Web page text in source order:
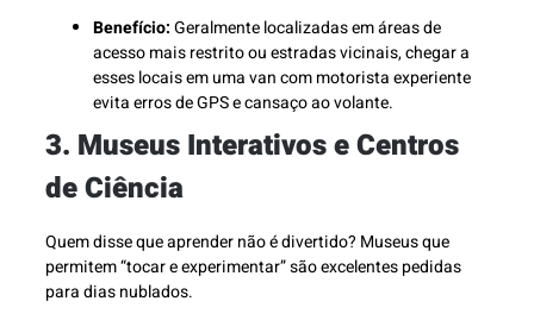
Benefício:Geralmente localizadas em áreas de
acesso mais restrito ou estradas vicinais, chegar a
esses locais em uma van com motorista experiente
evita erros de GPS e cansaço ao volante.
3. Museus Interativos e Centros
de Ciência
Quem disse que aprender não é divertido? Museus que
permitem “tocar e experimentar” são excelentes pedidas
para dias nublados.